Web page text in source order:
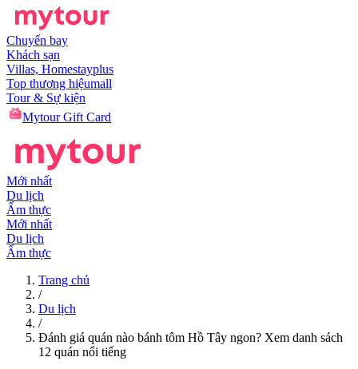
Chuyến bay
Khách sạn
Villas, Homestayplus
Top thương hiệumall
Tour & Sự kiện
Mytour Gift Card
Mới nhất
Du lịch
Ẩm thực
Mới nhất
Du lịch
Ẩm thực
Trang chủ
/
Du lịch
/
Đánh giá quán nào bánh tôm Hồ Tây ngon? Xem danh sách
12 quán nổi tiếng